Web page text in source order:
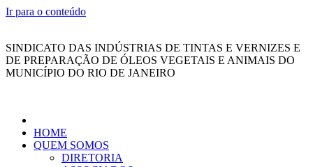
Ir para o conteúdo
SINDICATO DAS INDÚSTRIAS DE TINTAS E VERNIZES E
DE PREPARAÇÃO DE ÓLEOS VEGETAIS E ANIMAIS DO
MUNICÍPIO DO RIO DE JANEIRO
HOME
QUEM SOMOS
DIRETORIA